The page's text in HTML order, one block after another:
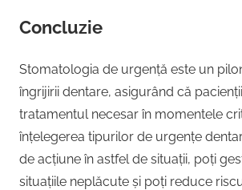
Concluzie
Stomatologia de urgență este un
îngrijirii dentare, asigurând că
tratamentul necesar în momentele
înțelegerea tipurilor de urgențe
de acțiune în astfel de situații, poți
situațiile neplăcute și poți reduce